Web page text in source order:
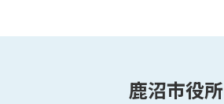
鹿沼市役所